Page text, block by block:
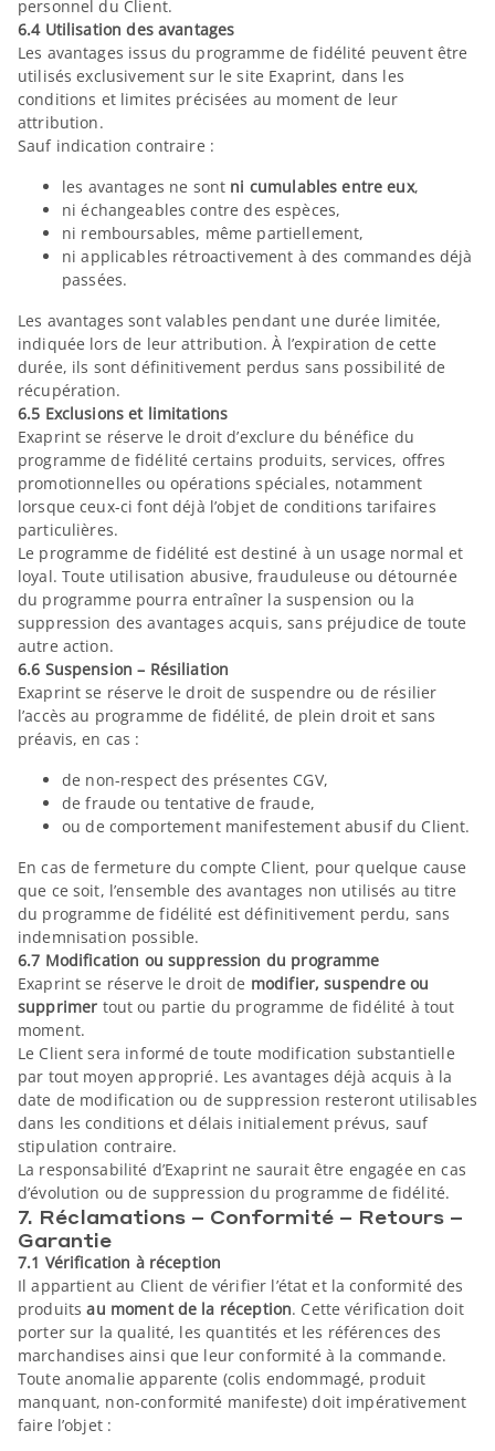
personnel du Client.
6.4 Utilisation des avantages
Les avantages issus du programme de fidélité peuvent être
utilisés exclusivement sur le site Exaprint, dans les
conditions et limites précisées au moment de leur
attribution.
Sauf indication contraire :
les avantages ne sont ni cumulables entre eux,
ni échangeables contre des espèces,
ni remboursables, même partiellement,
ni applicables rétroactivement à des commandes déjà
passées.
Les avantages sont valables pendant une durée limitée,
indiquée lors de leur attribution. À l’expiration de cette
durée, ils sont définitivement perdus sans possibilité de
récupération.
6.5 Exclusions et limitations
Exaprint se réserve le droit d’exclure du bénéfice du
programme de fidélité certains produits, services, offres
promotionnelles ou opérations spéciales, notamment
lorsque ceux-ci font déjà l’objet de conditions tarifaires
particulières.
Le programme de fidélité est destiné à un usage normal et
loyal. Toute utilisation abusive, frauduleuse ou détournée
du programme pourra entraîner la suspension ou la
suppression des avantages acquis, sans préjudice de toute
autre action.
6.6 Suspension – Résiliation
Exaprint se réserve le droit de suspendre ou de résilier
l’accès au programme de fidélité, de plein droit et sans
préavis, en cas :
de non-respect des présentes CGV,
de fraude ou tentative de fraude,
ou de comportement manifestement abusif du Client.
En cas de fermeture du compte Client, pour quelque cause
que ce soit, l’ensemble des avantages non utilisés au titre
du programme de fidélité est définitivement perdu, sans
indemnisation possible.
6.7 Modification ou suppression du programme
Exaprint se réserve le droit de modifier, suspendre ou
supprimer tout ou partie du programme de fidélité à tout
moment.
Le Client sera informé de toute modification substantielle
par tout moyen approprié. Les avantages déjà acquis à la
date de modification ou de suppression resteront utilisables
dans les conditions et délais initialement prévus, sauf
stipulation contraire.
La responsabilité d’Exaprint ne saurait être engagée en cas
d’évolution ou de suppression du programme de fidélité.
7. Réclamations – Conformité – Retours –
Garantie
7.1 Vérification à réception
Il appartient au Client de vérifier l’état et la conformité des
produitsau moment de la réception. Cette vérification doit
porter sur la qualité, les quantités et les références des
marchandises ainsi que leur conformité à la commande.
Toute anomalie apparente (colis endommagé, produit
manquant, non-conformité manifeste) doit impérativement
faire l’objet :